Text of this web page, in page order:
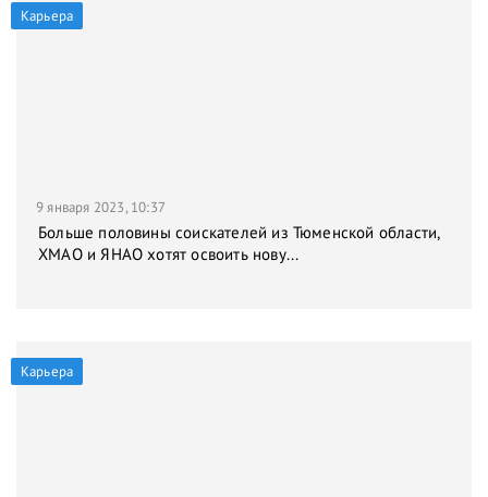
Карьера
9 января 2023, 10:37
Больше половины соискателей из Тюменской области,
ХМАО и ЯНАО хотят освоить нову...
Карьера